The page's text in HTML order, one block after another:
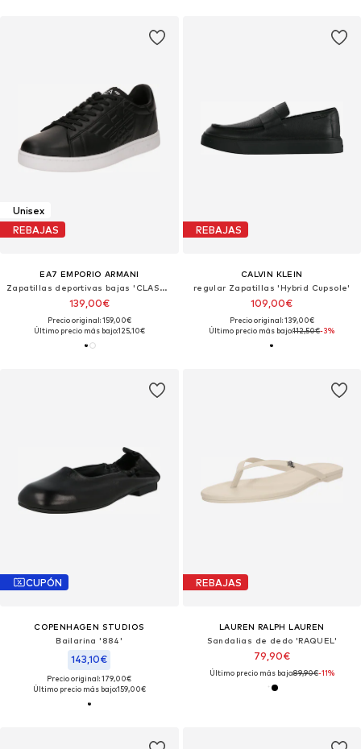
Unisex
REBAJAS
EA7 EMPORIO ARMANI
Zapatillas deportivas bajas 'CLASSIC'
139,00€
Precio original: 159,00€
Último precio más bajo:125,10€
REBAJAS
CALVIN KLEIN
regular Zapatillas 'Hybrid Cupsole'
109,00€
Precio original: 139,00€
Último precio más bajo:112,50€-3%
CUPÓN
COPENHAGEN STUDIOS
Bailarina '884'
143,10€
Precio original: 179,00€
Último precio más bajo:159,00€
REBAJAS
LAUREN RALPH LAUREN
Sandalias de dedo 'RAQUEL'
79,90€
Último precio más bajo:89,90€-11%